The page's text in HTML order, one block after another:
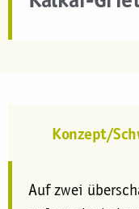
Konzept/
Auf zwei